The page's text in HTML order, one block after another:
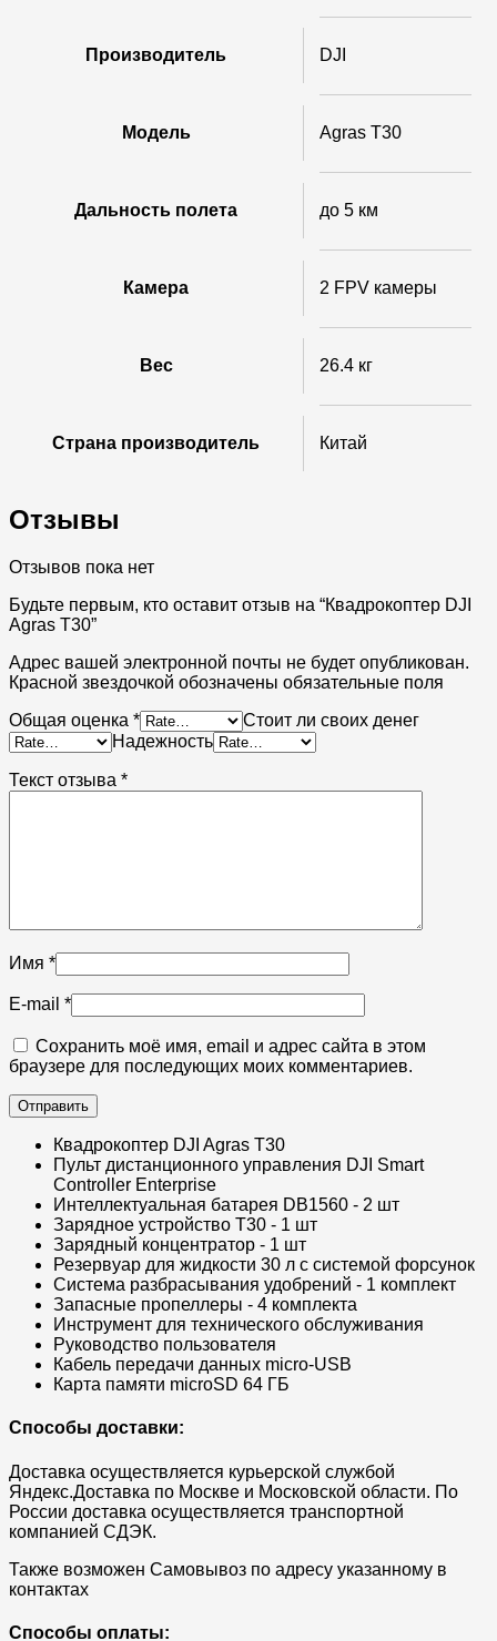
Производитель DJI
Модель Agras T30
Дальность полета до 5 км
Камера 2 FPV камеры
Вес 26.4 кг
Страна производитель Китай
Отзывы
Отзывов пока нет
Будьте первым, кто оставит отзыв на “Квадрокоптер DJI
Agras T30”
Адрес вашей электронной почты не будет опубликован.
Красной звездочкой обозначены обязательные поля
Общая оценка *
Стоит ли своих денег
Надежность
Текст отзыва *
Имя *
E-mail *
Сохранить моё имя, email и адрес сайта в этом
браузере для последующих моих комментариев.
Квадрокоптер DJI Agras T30
Пульт дистанционного управления DJI Smart
Controller Enterprise
Интеллектуальная батарея DB1560 - 2 шт
Зарядное устройство T30 - 1 шт
Зарядный концентратор - 1 шт
Резервуар для жидкости 30 л с системой форсунок
Система разбрасывания удобрений - 1 комплект
Запасные пропеллеры - 4 комплекта
Инструмент для технического обслуживания
Руководство пользователя
Кабель передачи данных micro-USB
Карта памяти microSD 64 ГБ
Способы доставки:
Доставка осуществляется курьерской службой
Яндекс.Доставка по Москве и Московской области. По
России доставка осуществляется транспортной
компанией СДЭК.
Также возможен Самовывоз по адресу указанному в
контактах
Способы оплаты: